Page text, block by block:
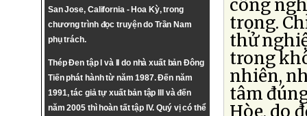
San Jose, California - Hoa Kỳ, trong
chương trình đọc truyện do Trần Nam
phụ trách.
Thép Đen tập I và II do nhà xuất bản Đông
Tiến phát hành từ năm 1987. Đến năm
1991, tác giả tự xuất bản tập III và đến
năm 2005 thì hoàn tất tập IV. Quý vị có thể
công
trọng.
thử
trong
nhiên,
tâm
Hòe, do